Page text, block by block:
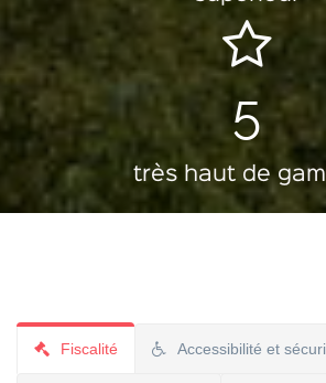
5
très haut de
Fiscalité Accessibilité et